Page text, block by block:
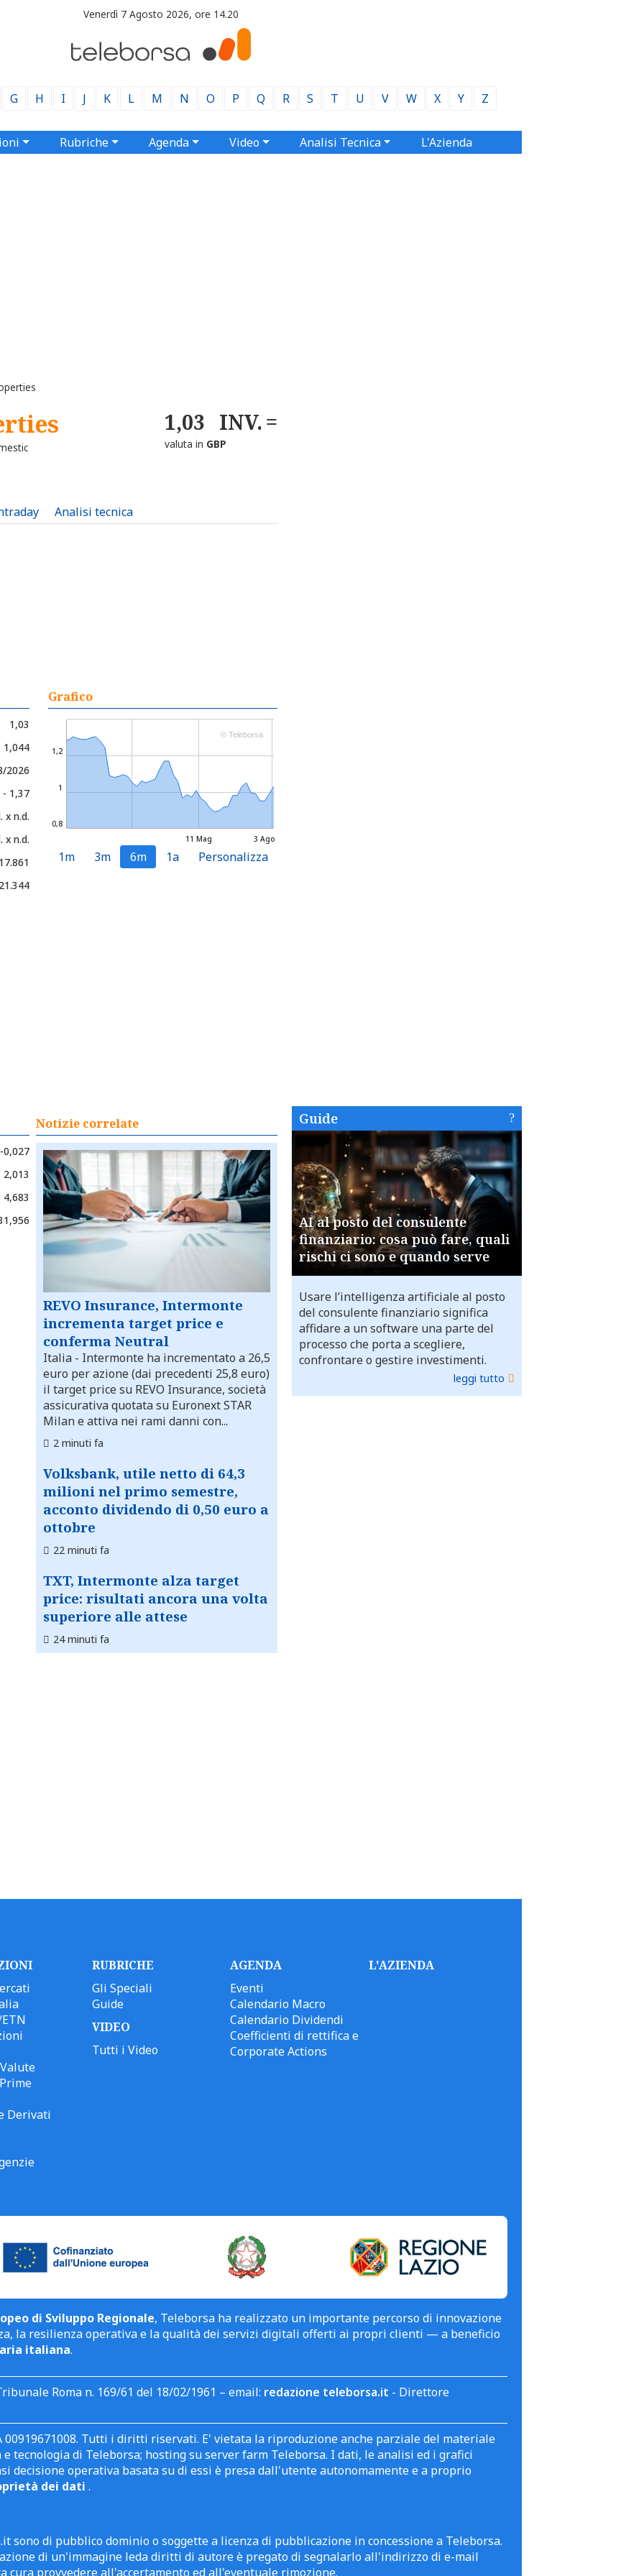
Venerdì 7 Agosto 2026, ore 14.20
G H I J K L M N O P Q R S T U V W X Y Z
Rubriche Agenda Video Analisi Tecnica L'Azienda
1,03 INV.
valuta in GBP
Analisi tecnica
1,03
1,044
2026
- 1,37
x n.d.
x n.d.
Grafico
11 Mag 3 Ago
0,8
1
1,2
© Teleborsa
1m 3m 6m 1a Personalizza
-0,027
2,013
4,683
Notizie correlate
REVO Insurance, Intermonte
incrementa target price e
conferma Neutral
Italia - Intermonte ha incrementato a 26,5
euro per azione (dai precedenti 25,8 euro)
il target price su REVO Insurance, società
assicurativa quotata su Euronext STAR
Milan e attiva nei rami danni con...
2 minuti fa
Volksbank, utile netto di 64,3
milioni nel primo semestre,
acconto dividendo di 0,50 euro a
ottobre
22 minuti fa
TXT, Intermonte alza target
price: risultati ancora una volta
superiore alle attese
24 minuti fa
Guide
AI al posto del consulente
finanziario: cosa può fare, quali
rischi ci sono e quando serve
Usare l’intelligenza artificiale al posto
del consulente finanziario significa
affidare a un software una parte del
processo che porta a scegliere,
confrontare o gestire investimenti.
leggi tutto
Derivati
RUBRICHE
Gli Speciali
Guide
VIDEO
Tutti i Video
AGENDA
Eventi
Calendario Macro
Calendario Dividendi
Coefficienti di rettifica e
Corporate Actions
L'AZIENDA
di Sviluppo Regionale, Teleborsa ha realizzato un importante percorso di innovazione
la resilienza operativa e la qualità dei servizi digitali offerti ai propri clienti — a beneficio
italiana.
Roma n. 169/61 del 18/02/1961 – email: redazione teleborsa.it - Direttore
00919671008. Tutti i diritti riservati. E' vietata la riproduzione anche parziale del materiale
tecnologia di Teleborsa; hosting su server farm Teleborsa. I dati, le analisi ed i grafici
decisione operativa basata su di essi è presa dall'utente autonomamente e a proprio
dei dati .
sono di pubblico dominio o soggette a licenza di pubblicazione in concessione a Teleborsa.
di un'immagine leda diritti di autore è pregato di segnalarlo all'indirizzo di e-mail
cura provvedere all'accertamento ed all'eventuale rimozione.